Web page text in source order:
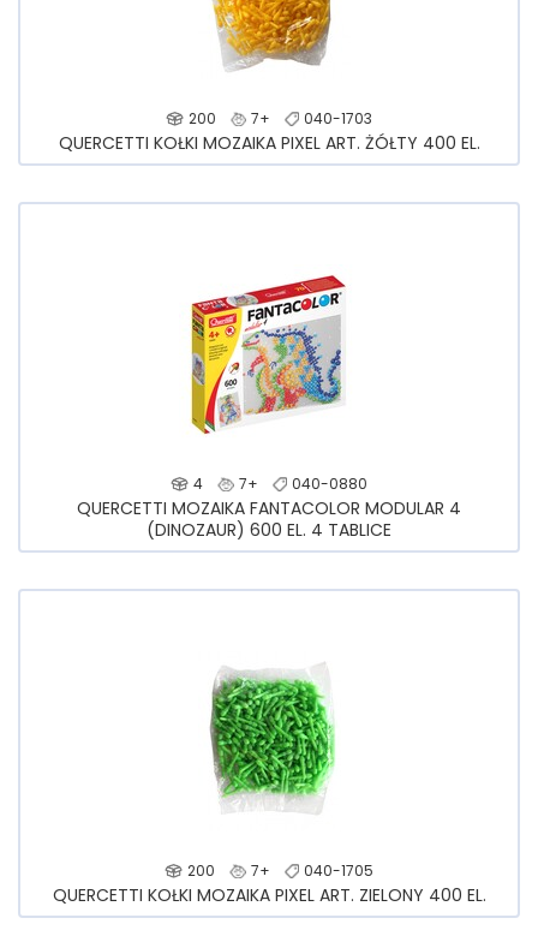
200 7+ 040-1703
QUERCETTI KOŁKI MOZAIKA PIXEL ART. ŻÓŁTY 400 EL.
4 7+ 040-0880
QUERCETTI MOZAIKA FANTACOLOR MODULAR 4
(DINOZAUR) 600 EL. 4 TABLICE
200 7+ 040-1705
QUERCETTI KOŁKI MOZAIKA PIXEL ART. ZIELONY 400 EL.